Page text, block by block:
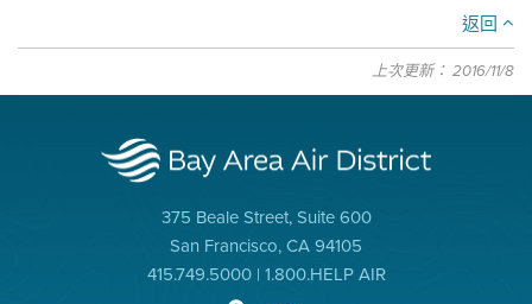
返回
上次更新： 2016/11/8
375 Beale Street, Suite 600
San Francisco, CA 94105
415.749.5000 | 1.800.HELP AIR